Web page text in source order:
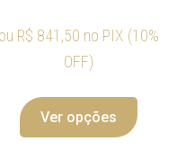
ou R$ 841,50 no PIX (10%
OFF)
Ver opções